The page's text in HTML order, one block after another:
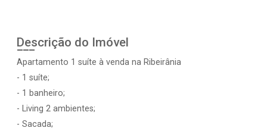
Descrição do Imóvel
Apartamento 1 suíte à venda na Ribeirânia
- 1 suíte;
- 1 banheiro;
- Living 2 ambientes;
- Sacada;